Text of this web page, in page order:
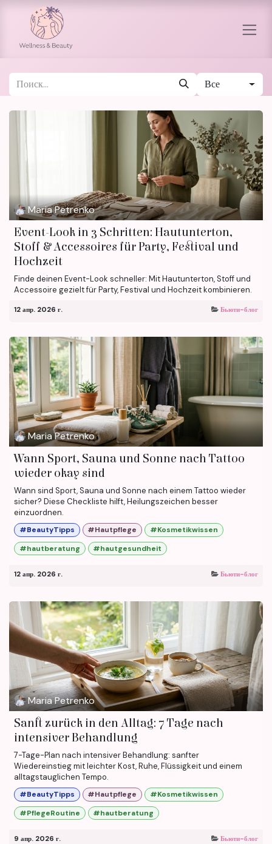
Перейти к содержимому
Все
Maria Petrenko
Event-Look in 3 Schritten: Hautunterton,
Stoff & Accessoires für Party, Festival und
Hochzeit
Finde deinen Event-Look schneller: Mit Hautunterton, Stoff und
Accessoire gezielt für Party, Festival und Hochzeit kombinieren.
12 апр. 2026 г. Бьюти-блог
Maria Petrenko
Wann Sport, Sauna und Sonne nach Tattoo
wieder okay sind
Wann sind Sport, Sauna und Sonne nach einem Tattoo wieder
sicher? Diese Checkliste hilft, Heilungszeichen besser
einzuordnen.
#BeautyTipps #Hautpflege
#Kosmetikwissen
#hautberatung
#hautgesundheit
12 апр. 2026 г. Бьюти-блог
Maria Petrenko
Sanft zurück in den Alltag: 7 Tage nach
intensiver Behandlung
7-Tage-Plan nach intensiver Behandlung: sanfter
Wiedereinstieg mit leichter Kost, Ruhe, Flüssigkeit und einem
alltagstauglichen Tempo.
#BeautyTipps #Hautpflege
#Kosmetikwissen
#PflegeRoutine
#hautberatung
9 апр. 2026 г. Бьюти-блог